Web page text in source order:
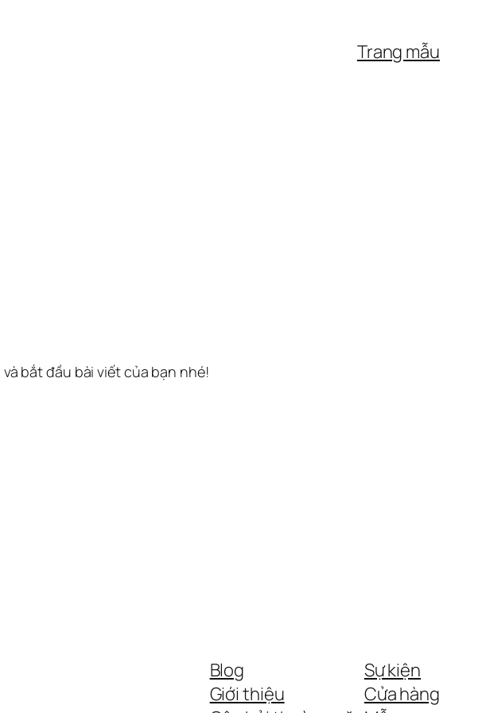
Trang mẫu
bắt đầu bài viết của bạn nhé!
Blog
Giới thiệu
Sự kiện
Cửa hàng